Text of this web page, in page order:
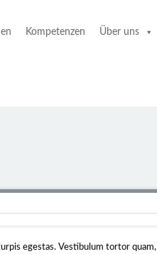
Kompetenzen Über uns
egestas. Vestibulum tortor quam,